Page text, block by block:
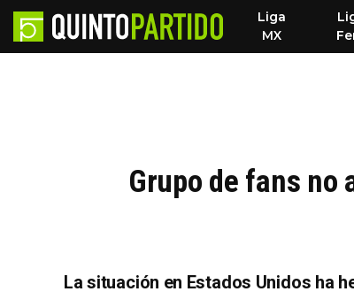
Liga
MX
Grupo de fans no
La situación en Estados Unidos ha